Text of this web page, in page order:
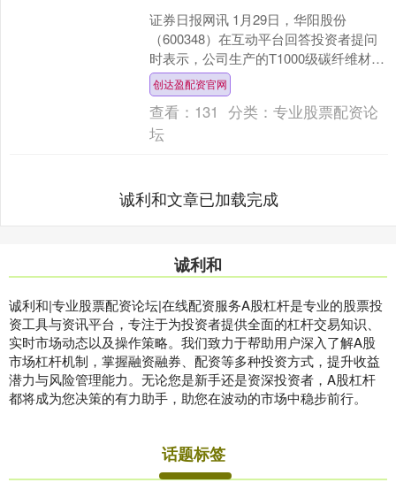
证券日报网讯 1月29日，华阳股份
（600348）在互动平台回答投资者提问
时表示，公司生产的T1000级碳纤维材料
可应用于航空航天、高端装备制造、风
电新能源、新....
创达盈配资官网
查看： 131 分类：专业股票配资论
坛
诚利和文章已加载完成
诚利和
诚利和|专业股票配资论坛|在线配资服务A股杠杆是专业的股票投
资工具与资讯平台，专注于为投资者提供全面的杠杆交易知识、
实时市场动态以及操作策略。我们致力于帮助用户深入了解A股
市场杠杆机制，掌握融资融券、配资等多种投资方式，提升收益
潜力与风险管理能力。无论您是新手还是资深投资者，A股杠杆
都将成为您决策的有力助手，助您在波动的市场中稳步前行。
话题标签